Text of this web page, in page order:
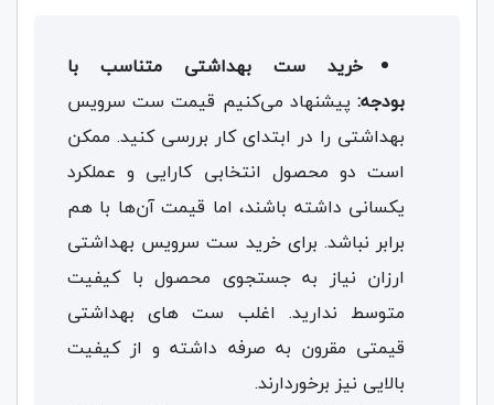
خرید ست بهداشتی متناسب با
بودجه: پیشنهاد می‌‌کنیم قیمت ست سرویس
بهداشتی را در ابتدای کار بررسی کنید. ممکن
است دو محصول انتخابی کارایی و عملکرد
یکسانی داشته باشند، اما قیمت آن‌ها با هم
برابر نباشد. برای خرید ست سرویس بهداشتی
ارزان نیاز به جستجوی محصول با کیفیت
متوسط ندارید. اغلب ست های بهداشتی
قیمتی مقرون به صرفه داشته و از کیفیت
بالایی نیز برخوردارند.